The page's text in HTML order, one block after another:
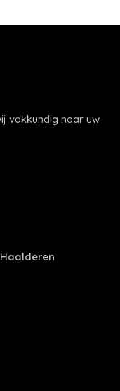
vakkundig naar uw